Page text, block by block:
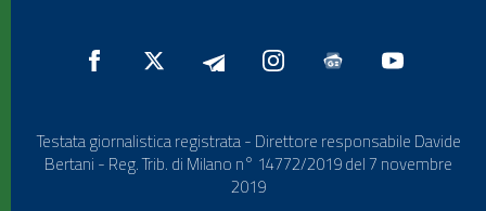
Testata giornalistica registrata - Direttore responsabile Davide
Bertani - Reg. Trib. di Milano n° 14772/2019 del 7 novembre
2019